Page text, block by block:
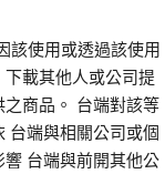
該使用或透過該使用
載其他人或公司提
商品。 台端對該等
台端與相關公司或個
台端與前開其他公